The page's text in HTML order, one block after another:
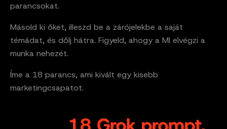
parancsokat.
Másold ki őket, illeszd be a zárójelekbe a saját
témádat, és dőlj hátra. Figyeld, ahogy a MI elvégzi a
munka nehezét.
Íme a 18 parancs, ami kivált egy kisebb
marketingcsapatot.